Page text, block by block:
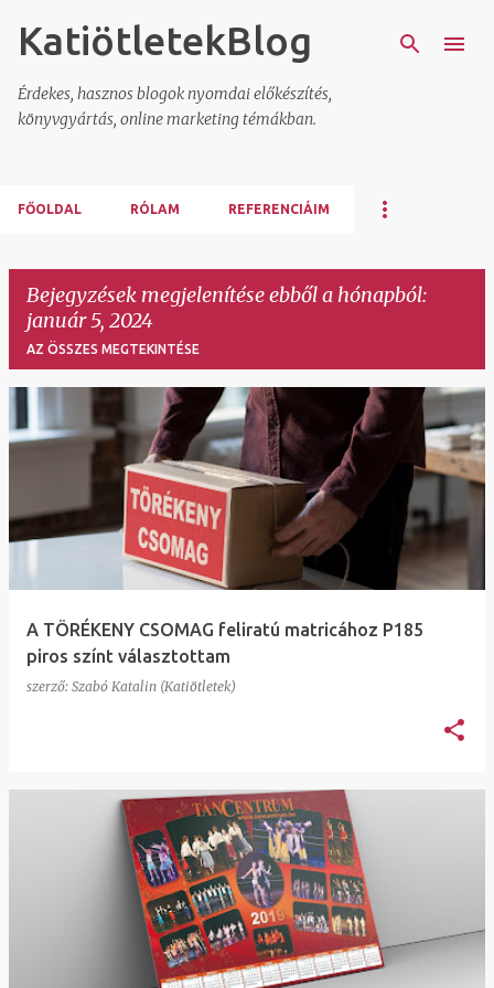
Ugrás a fő tartalomra
KatiötletekBlog
Érdekes, hasznos blogok nyomdai előkészítés,
könyvgyártás, online marketing témákban.
FŐOLDAL RÓLAM REFERENCIÁIM
Bejegyzések megjelenítése ebből a hónapból:
január 5, 2024
AZ ÖSSZES MEGTEKINTÉSE
B
e
e
g
A TÖRÉKENY CSOMAG feliratú matricához P185
piros színt választottam
szerző: Szabó Katalin (Katiötletek)